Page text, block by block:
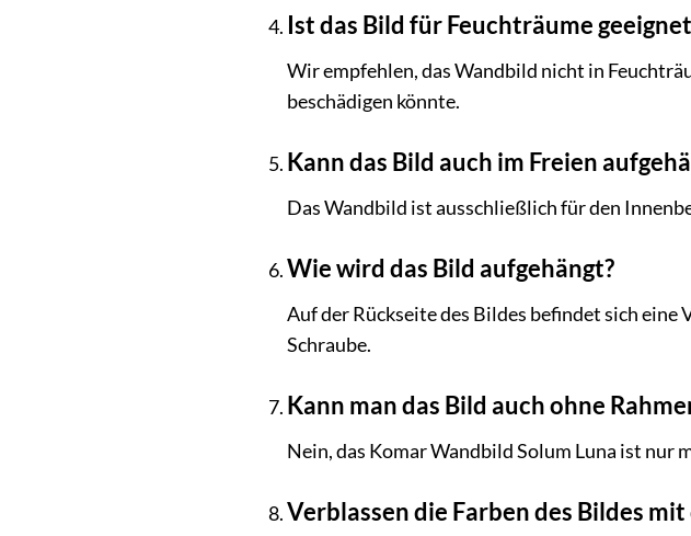
Ist das Bild für Feuchträume
Wir empfehlen, das Wandbild nicht in
beschädigen könnte.
Kann das Bild auch im Freien
Das Wandbild ist ausschließlich für den
Wie wird das Bild aufgehängt?
Auf der Rückseite des Bildes befindet sich
Schraube.
Kann man das Bild auch ohne
Nein, das Komar Wandbild Solum Luna ist nur
Verblassen die Farben des Bildes